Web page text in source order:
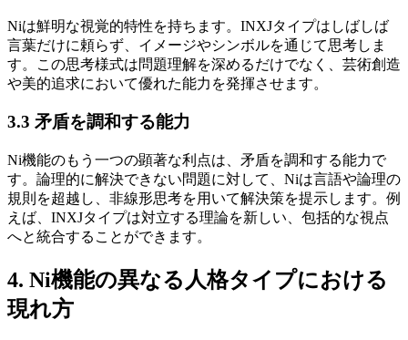
Niは鮮明な視覚的特性を持ちます。INXJタイプはしばしば
言葉だけに頼らず、イメージやシンボルを通じて思考しま
す。この思考様式は問題理解を深めるだけでなく、芸術創造
や美的追求において優れた能力を発揮させます。
3.3 矛盾を調和する能力
Ni機能のもう一つの顕著な利点は、矛盾を調和する能力で
す。論理的に解決できない問題に対して、Niは言語や論理の
規則を超越し、非線形思考を用いて解決策を提示します。例
えば、INXJタイプは対立する理論を新しい、包括的な視点
へと統合することができます。
4. Ni機能の異なる人格タイプにおける
現れ方